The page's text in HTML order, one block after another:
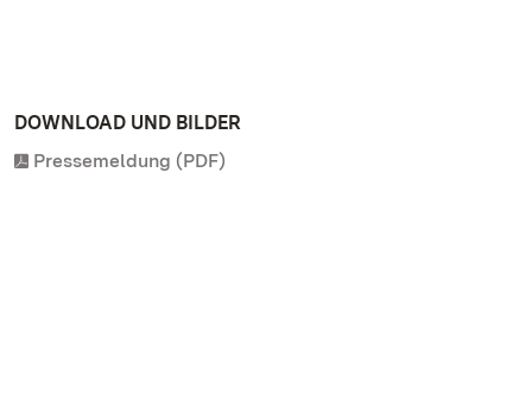
DOWNLOAD UND BILDER
Pressemeldung (PDF)